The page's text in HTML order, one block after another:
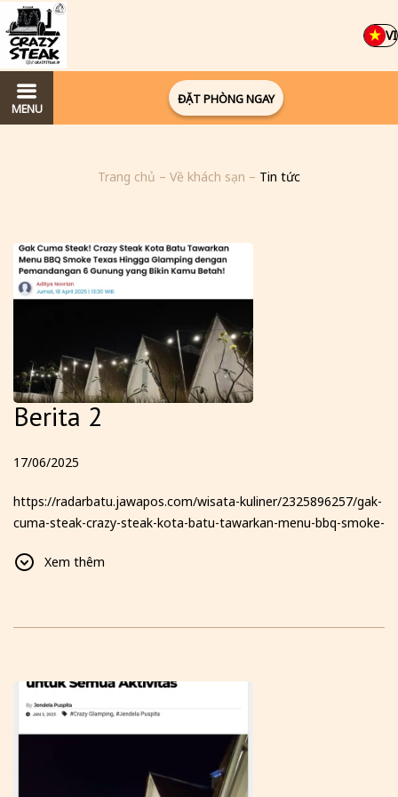
VI
MENU
ĐẶT PHÒNG NGAY
Trang chủ – Về khách sạn – Tin tức
Berita 2
17/06/2025
https://radarbatu.jawapos.com/wisata-kuliner/2325896257/gak-
cuma-steak-crazy-steak-kota-batu-tawarkan-menu-bbq-smoke-
bikin-kamu-betah
Xem thêm